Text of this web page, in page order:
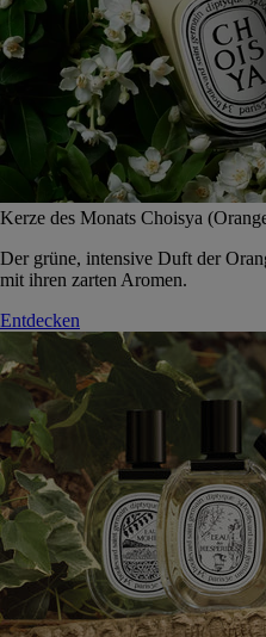
Kerze des Monats Choisya
Der grüne, intensive Duft der
mit ihren zarten Aromen.
Entdecken